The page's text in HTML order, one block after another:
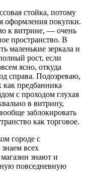
стойка, потому
оформления покупки.
к витрине, — очень
пространство. В
маленькие зеркала и
рост, если
ясно, откуда
справа. Подозреваю,
как предбанника
с проходом глухая
в витрину,
заблокировать
как торговое.
городе с
всех
знают и
повседневную